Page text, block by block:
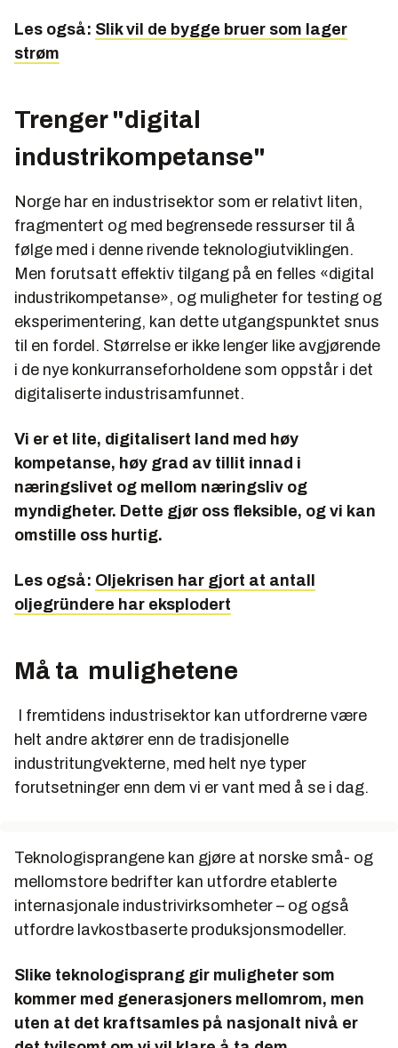
Les også: Slik vil de bygge bruer som lager
strøm
Trenger "digital
industrikompetanse"
Norge har en industrisektor som er relativt liten,
fragmentert og med begrensede ressurser til å
følge med i denne rivende teknologiutviklingen.
Men forutsatt effektiv tilgang på en felles «digital
industrikompetanse», og muligheter for testing og
eksperimentering, kan dette utgangspunktet snus
til en fordel. Størrelse er ikke lenger like avgjørende
i de nye konkurranseforholdene som oppstår i det
digitaliserte industrisamfunnet.
Vi er et lite, digitalisert land med høy
kompetanse, høy grad av tillit innad i
næringslivet og mellom næringsliv og
myndigheter. Dette gjør oss fleksible, og vi kan
omstille oss hurtig.
Les også: Oljekrisen har gjort at antall
oljegründere har eksplodert
Må ta mulighetene
I fremtidens industrisektor kan utfordrerne være
helt andre aktører enn de tradisjonelle
industritungvekterne, med helt nye typer
forutsetninger enn dem vi er vant med å se i dag.
Teknologisprangene kan gjøre at norske små- og
mellomstore bedrifter kan utfordre etablerte
internasjonale industrivirksomheter – og også
utfordre lavkostbaserte produksjonsmodeller.
Slike teknologisprang gir muligheter som
kommer med generasjoners mellomrom, men
uten at det kraftsamles på nasjonalt nivå er